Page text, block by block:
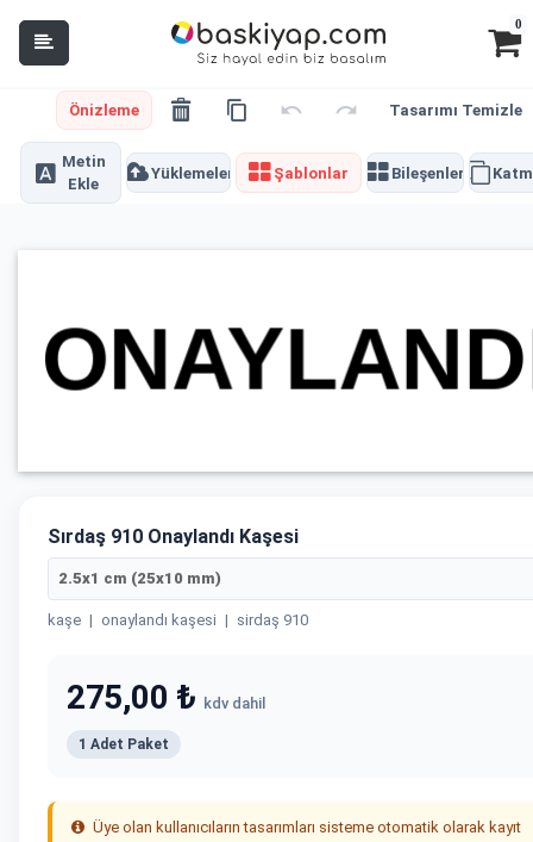
0
Önizleme Tasarımı Temizle
Metin
Ekle
Yüklemeler Şablonlar Bileşenler
Sırdaş 910 Onaylandı Kaşesi
2.5x1 cm (25x10 mm)
kaşe | onaylandı kaşesi | sirdaş 910
275,00 ₺ kdv dahil
1 Adet Paket
Üye olan kullanıcıların tasarımları sisteme otomatik olarak kayıt